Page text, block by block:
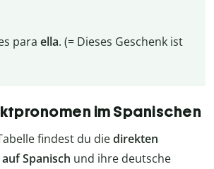
para ella. (= Dieses Geschenk ist
im Spanischen
findest du diedirekten
Spanisch und ihre deutsche